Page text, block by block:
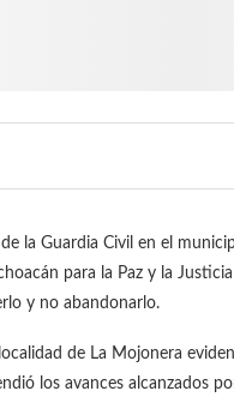
la Guardia Civil en el
para la Paz y la
y no abandonarlo.
de La Mojonera
los avances alcanzados